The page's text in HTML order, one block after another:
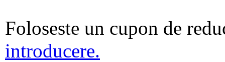
Foloseste un cupon de
introducere.